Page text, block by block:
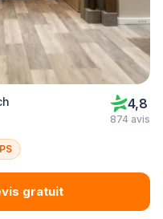
4,8
874 avis
gratuit